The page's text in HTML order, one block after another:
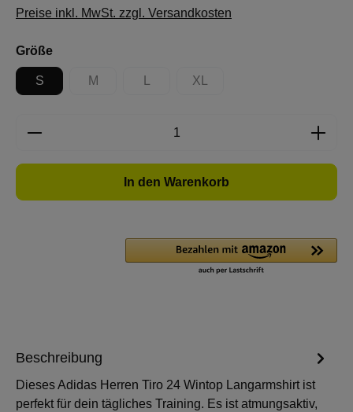
Preise inkl. MwSt. zzgl. Versandkosten
Größeauswählen
S M
(Diese Option ist zurzeit nicht verfügbar.)
(Diese Option ist zurzeit nicht verfügbar.)
XL
(Diese Option ist zurzeit nicht
Produkt Anzahl: Gib den gewünschten
In den Warenkorb
Beschreibung
Dieses Adidas Herren Tiro 24 Wintop Langarmshirt ist
perfekt für dein tägliches Training. Es ist atmungsaktiv,